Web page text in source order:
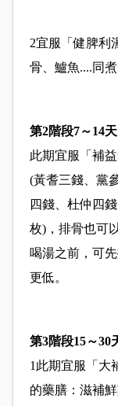
2宜服「健脾利
骨、鱸魚....同
第2階段7～14天
此期宜服「補
(黃耆三錢、黨
四錢、杜仲四
枚)，排骨也可
喝湯之前，可
更低。
第3階段15～30
1此期宜服「大
的藥膳：滋補